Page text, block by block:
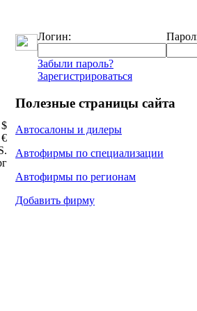
Логин:
Забыли пароль?
Зарегистрироваться
Полезные страницы сайта
Автосалоны и дилеры
Автофирмы по специализации
Автофирмы по регионам
Добавить фирму